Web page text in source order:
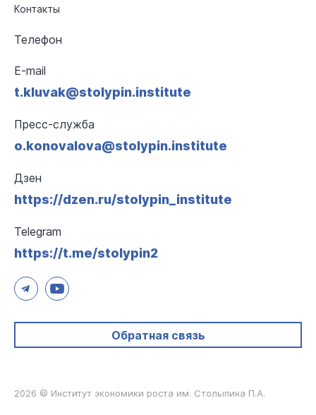
Контакты
Телефон
E-mail
t.kluvak@stolypin.institute
Пресс-служба
o.konovalova@stolypin.institute
Дзен
https://dzen.ru/stolypin_institute
Telegram
https://t.me/stolypin2
Обратная связь
2026 © Институт экономики роста им. Столыпина П.А.